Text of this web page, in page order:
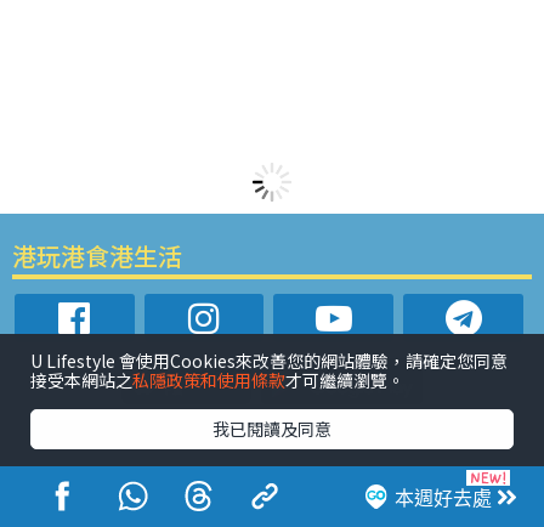
本週好去處
港玩港食港生活
尖沙咀好去處
元朗好去處 荃灣好去處 旺角好去處 社會 餐廳情報
戶外郊遊
社會福利
U Lifestyle 會使用Cookies來改善您的網站體驗，請確定您同意
接受本網站之私隱政策和使用條款才可繼續瀏覽。
我已閱讀及同意